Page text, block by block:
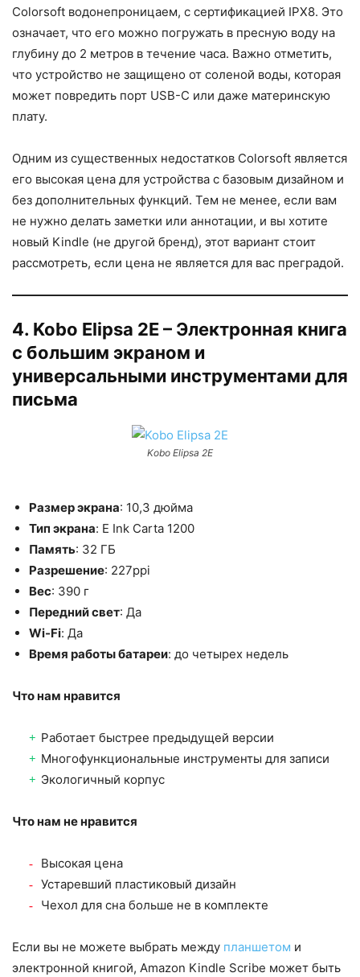
Colorsoft водонепроницаем, с сертификацией IPX8. Это
означает, что его можно погружать в пресную воду на
глубину до 2 метров в течение часа. Важно отметить,
что устройство не защищено от соленой воды, которая
может повредить порт USB-C или даже материнскую
плату.
Одним из существенных недостатков Colorsoft является
его высокая цена для устройства с базовым дизайном и
без дополнительных функций. Тем не менее, если вам
не нужно делать заметки или аннотации, и вы хотите
новый Kindle (не другой бренд), этот вариант стоит
рассмотреть, если цена не является для вас преградой.
4. Kobo Elipsa 2E – Электронная книга
с большим экраном и
универсальными инструментами для
письма
Kobo Elipsa 2E
Размер экрана: 10,3 дюйма
Тип экрана: E Ink Carta 1200
Память: 32 ГБ
Разрешение: 227ppi
Вес: 390 г
Передний свет: Да
Wi-Fi: Да
Время работы батареи: до четырех недель
Что нам нравится
Работает быстрее предыдущей версии
Многофункциональные инструменты для записи
Экологичный корпус
Что нам не нравится
Высокая цена
Устаревший пластиковый дизайн
Чехол для сна больше не в комплекте
Если вы не можете выбрать между планшетом и
электронной книгой, Amazon Kindle Scribe может быть